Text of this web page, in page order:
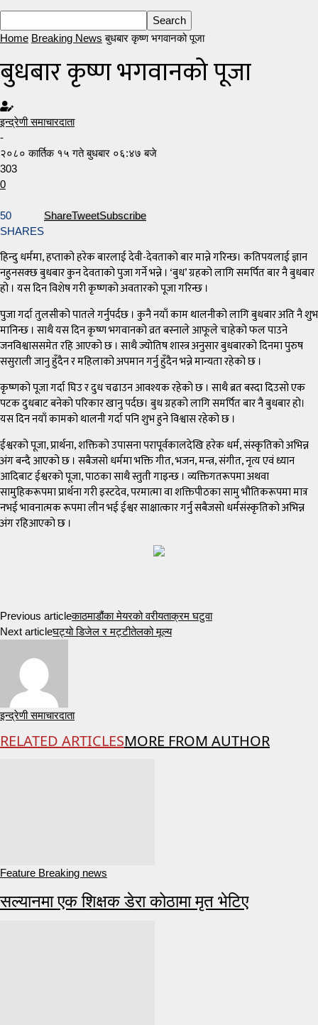
Home Breaking News बुधबार कृष्ण भगवानको पूजा
बुधबार कृष्ण भगवानको पूजा
इन्द्रेणी समाचारदाता
-
२०८० कार्तिक १५ गते बुधबार ०६:४७ बजे
303
0
50
SHARES
ShareTweetSubscribe
हिन्दु धर्ममा, हप्ताको हरेक बारलाई देवी-देवताको बार मान्ने गरिन्छ। कतिपयलाई ज्ञान
नहुनसक्छ बुधबार कुन देवताको पुजा गर्ने भन्ने । ‘बुध’ ग्रहको लागि समर्पित बार नै बुधबार
हो । यस दिन विशेष गरी कृष्णको अवतारको पूजा गरिन्छ ।
पुजा गर्दा तुलसीको पातले गर्नुपर्दछ । कुनै नयाँ काम थालनीको लागि बुधबार अति नै शुभ
मानिन्छ । साथै यस दिन कृष्ण भगवानको व्रत बस्नाले आफूले चाहेको फल पाउने
जनविश्वाससमेत रहि आएको छ । साथै ज्योतिष शास्त्र अनुसार बुधबारको दिनमा पुरुष
ससुराली जानु हुँदैन र महिलाको अपमान गर्नु हुँदैन भन्ने मान्यता रहेको छ ।
कृष्णको पूजा गर्दा घिउ र दुध चढाउन आवश्यक रहेको छ । साथै ब्रत बस्दा दिउसो एक
पटक दुधबाट बनेको परिकार खानु पर्दछ। बुध ग्रहको लागि समर्पित बार नै बुधबार हो।
यस दिन नयाँ कामको थालनी गर्दा पनि शुभ हुने विश्वास रहेको छ ।
ईश्वरको पूजा, प्रार्थना, शक्तिको उपासना परापूर्वकालदेखि हरेक धर्म, संस्कृतिको अभिन्न
अंग बन्दै आएको छ । सबैजसो धर्ममा भक्ति गीत, भजन, मन्त्र, संगीत, नृत्य एवं ध्यान
आदिबाट ईश्वरको पूजा, पाठका साथै स्तुती गाइन्छ । व्यक्तिगतरूपमा अथवा
सामुहिकरूपमा प्रार्थना गरी इस्टदेव, परमात्मा वा शक्तिपीठका सामु भौतिकरूपमा मात्र
नभई भावनात्मक रूपमा लीन भई ईश्वर साक्षात्कार गर्नु सबैजसो धर्मसंस्कृतिको अभिन्न
अंग रहिआएको छ ।
Previous articleकाठमाडौंका मेयरको वरीयताक्रम घटुवा
Next articleघट्यो डिजेल र मट्टीतेलको मूल्य
इन्द्रेणी समाचारदाता
RELATED ARTICLESMORE FROM AUTHOR
Feature Breaking news
सल्यानमा एक शिक्षक डेरा कोठामा मृत भेटिए